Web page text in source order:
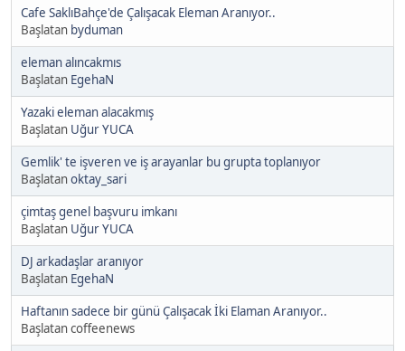
Cafe SaklıBahçe'de Çalışacak Eleman Aranıyor..
Başlatan byduman
eleman alıncakmıs
Başlatan EgehaN
Yazaki eleman alacakmış
Başlatan Uğur YUCA
Gemlik' te işveren ve iş arayanlar bu grupta toplanıyor
Başlatanoktay_sari
çimtaş genel başvuru imkanı
Başlatan Uğur YUCA
DJ arkadaşlar aranıyor
Başlatan EgehaN
Haftanın sadece bir günü Çalışacak İki Elaman Aranıyor..
Başlatan coffeenews